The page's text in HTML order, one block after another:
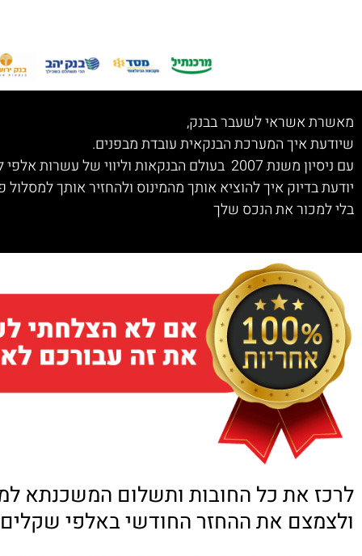
מאשרת אשראי לשעבר בבנק,
שיודעת איך המערכת הבנקאית עובדת מבפנים.
עם ניסיון משנת 2007 בעולם הבנקאות וליווי של עשרות אלפי לקוחות למחיקת חובות,
יודעת בדיוק איך להוציא אותך מהמינוס ולהחזיר אותך למסלול
בלי למכור את הנכס שלך
לרכז את כל החובות ותשלום המשכנתא
ולצמצם את ההחזר החודשי באלפי